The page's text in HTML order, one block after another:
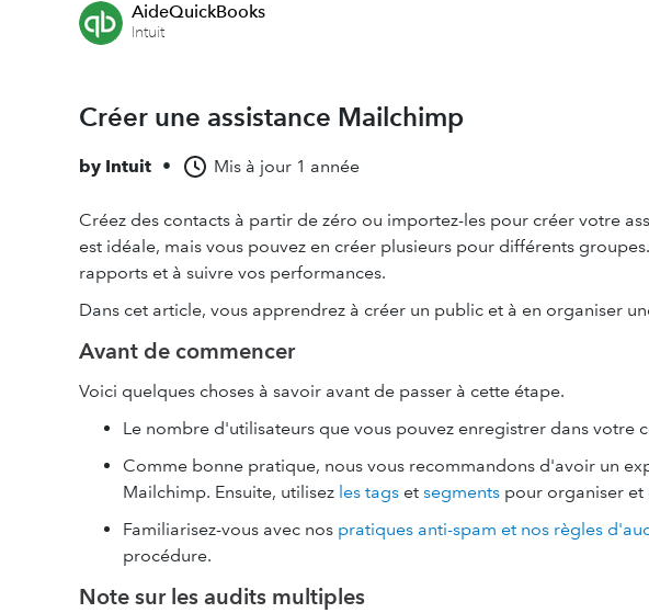
AideQuickBooks
Intuit
Créer une assistance Mailchimp
by Intuit • Mis à jour 1 année
Créez des contacts à partir de zéro ou importez-les pour créer votre
est idéale, mais vous pouvez en créer plusieurs pour différents
rapports et à suivre vos performances.
Dans cet article, vous apprendrez à créer un public et à en organiser
Avant de commencer
Voici quelques choses à savoir avant de passer à cette étape.
Le nombre d'utilisateurs que vous pouvez enregistrer dans votre
Comme bonne pratique, nous vous recommandons d'avoir un
Mailchimp. Ensuite, utilisez les tags et segments pour organiser et
Familiarisez-vous avec nos pratiques anti-spam et nos règles
procédure.
Note sur les audits multiples